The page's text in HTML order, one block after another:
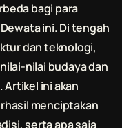
bagi para
ini. Di tengah
dan teknologi,
nilai budaya dan
. Artikel ini akan
menciptakan
serta apa saja